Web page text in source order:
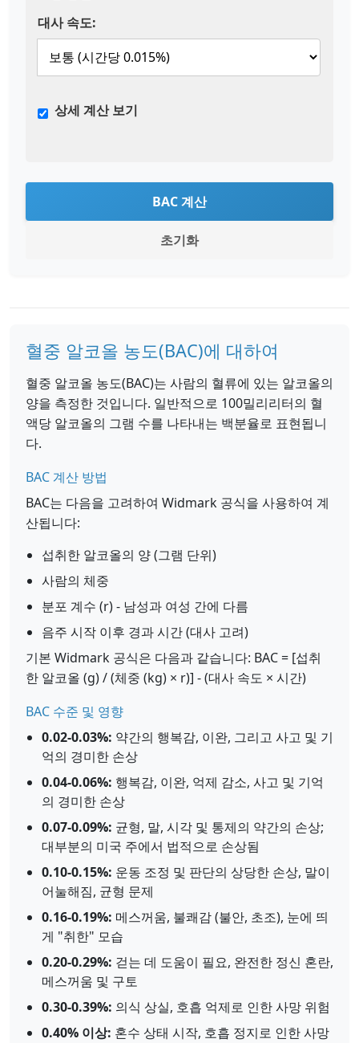
대사 속도:
상세 계산 보기
BAC 계산
초기화
혈중 알코올 농도(BAC)에 대하여
혈중 알코올 농도(BAC)는 사람의 혈류에 있는 알코올의
양을 측정한 것입니다. 일반적으로 100밀리리터의 혈
액당 알코올의 그램 수를 나타내는 백분율로 표현됩니
다.
BAC 계산 방법
BAC는 다음을 고려하여 Widmark 공식을 사용하여 계
산됩니다:
섭취한 알코올의 양 (그램 단위)
사람의 체중
분포 계수 (r) - 남성과 여성 간에 다름
음주 시작 이후 경과 시간 (대사 고려)
기본 Widmark 공식은 다음과 같습니다: BAC = [섭취
한 알코올 (g) / (체중 (kg) × r)] - (대사 속도 × 시간)
BAC 수준 및 영향
0.02-0.03%: 약간의 행복감, 이완, 그리고 사고 및 기
억의 경미한 손상
0.04-0.06%: 행복감, 이완, 억제 감소, 사고 및 기억
의 경미한 손상
0.07-0.09%: 균형, 말, 시각 및 통제의 약간의 손상;
대부분의 미국 주에서 법적으로 손상됨
0.10-0.15%: 운동 조정 및 판단의 상당한 손상, 말이
어눌해짐, 균형 문제
0.16-0.19%: 메스꺼움, 불쾌감 (불안, 초조), 눈에 띄
게 "취한" 모습
0.20-0.29%: 걷는 데 도움이 필요, 완전한 정신 혼란,
메스꺼움 및 구토
0.30-0.39%: 의식 상실, 호흡 억제로 인한 사망 위험
0.40% 이상: 혼수 상태 시작, 호흡 정지로 인한 사망